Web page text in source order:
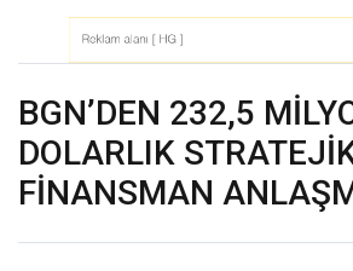
BGN’DEN 232,5
DOLARLIK
FİNANSMAN